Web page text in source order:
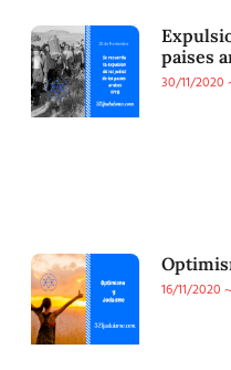
paises
30/11/2020
16/11/2020